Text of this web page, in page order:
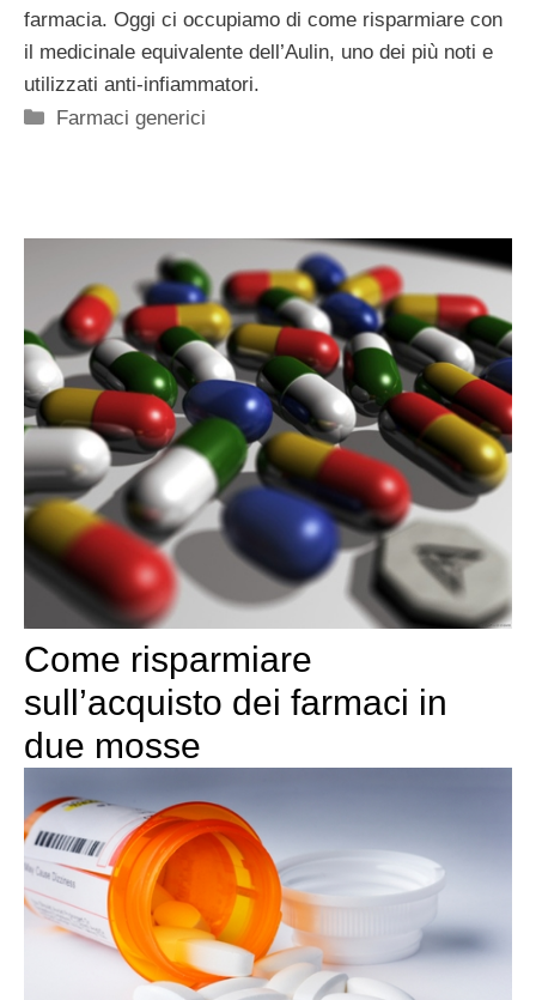
farmacia. Oggi ci occupiamo di come risparmiare con
il medicinale equivalente dell’Aulin, uno dei più noti e
utilizzati anti-infiammatori.
Categorie
Farmaci generici
Come risparmiare
sull’acquisto dei farmaci in
due mosse